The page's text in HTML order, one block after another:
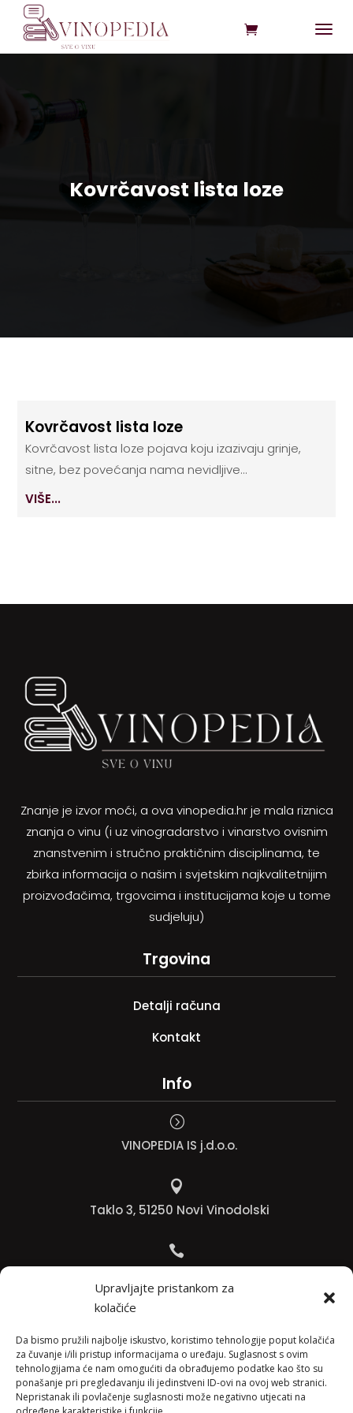
Upravljajte pristankom za
kolačiće
Da bismo pružili najbolje iskustvo, koristimo tehnologije poput kolačića
za čuvanje i/ili pristup informacijama o uređaju. Suglasnost s ovim
tehnologijama će nam omogućiti da obrađujemo podatke kao što su
ponašanje pri pregledavanju ili jedinstveni ID-ovi na ovoj web stranici.
Nepristanak ili povlačenje suglasnosti može negativno utjecati na
Kovrčavost lista loze
Kovrčavost lista loze
Kovrčavost lista loze pojava koju izazivaju grinje,
sitne, bez povećanja nama nevidljive...
VIŠE...
Znanje je izvor moći, a ova vinopedia.hr je mala riznica
znanja o vinu (i uz vinogradarstvo i vinarstvo ovisnim
znanstvenim i stručno praktičnim disciplinama, te
zbirka informacija o našim i svjetskim najkvalitetnijim
proizvođačima, trgovcima i institucijama koje u tome
sudjeluju)
Trgovina
Detalji računa
Kontakt
Info
=
VINOPEDIA IS j.d.o.o.

Taklo 3, 51250 Novi Vinodolski

Jadranko +385 91 501 4218

info@vinopedia.hr